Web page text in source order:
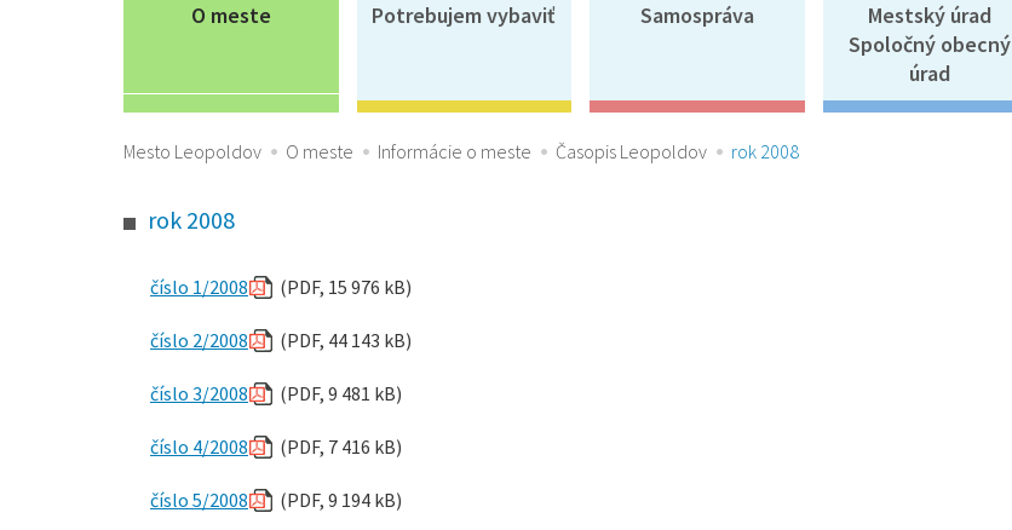
O meste Potrebujem vybaviť Samospráva
Mestský úrad
Spoločný obecný
úrad
Mesto Leopoldov O meste Informácie o meste Časopis Leopoldov rok 2008
rok 2008
číslo 1/2008 (PDF, 15 976 kB)
číslo 2/2008 (PDF, 44 143 kB)
číslo 3/2008 (PDF, 9 481 kB)
číslo 4/2008 (PDF, 7 416 kB)
číslo 5/2008 (PDF, 9 194 kB)